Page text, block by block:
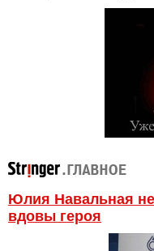
Юлия Навальная
вдовы героя